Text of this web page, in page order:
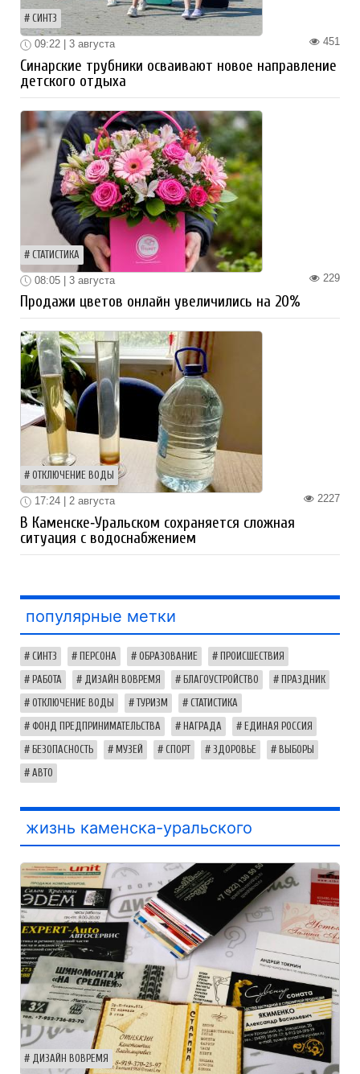
СИНТЗ
451
09:22 | 3 августа
Синарские трубники осваивают новое направление
детского отдыха
СТАТИСТИКА
229
08:05 | 3 августа
Продажи цветов онлайн увеличились на 20%
ОТКЛЮЧЕНИЕ ВОДЫ
2227
17:24 | 2 августа
В Каменске‑Уральском сохраняется сложная
ситуация с водоснабжением
популярные метки
СИНТЗ ПЕРСОНА ОБРАЗОВАНИЕ ПРОИСШЕСТВИЯ
РАБОТА ДИЗАЙН ВОВРЕМЯ БЛАГОУСТРОЙСТВО ПРАЗДНИК
ОТКЛЮЧЕНИЕ ВОДЫ ТУРИЗМ СТАТИСТИКА
ФОНД ПРЕДПРИНИМАТЕЛЬСТВА НАГРАДА ЕДИНАЯ РОССИЯ
БЕЗОПАСНОСТЬ МУЗЕЙ СПОРТ ЗДОРОВЬЕ ВЫБОРЫ
АВТО
жизнь каменска-уральского
ДИЗАЙН ВОВРЕМЯ